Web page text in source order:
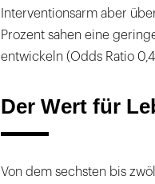
Interventionsarm aber
Prozent sahen eine
entwickeln (Odds Ratio
Der Wert für
Von dem sechsten bis